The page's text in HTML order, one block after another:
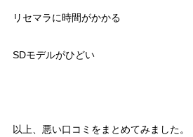
リセマラに時間がかかる
SDモデルがひどい
以上、悪い口コミをまとめてみました。